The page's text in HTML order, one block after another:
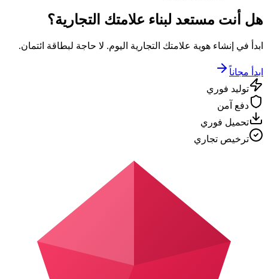
هل أنت مستعد لبناء علامتك التجارية؟
ابدأ في إنشاء هوية علامتك التجارية اليوم. لا حاجة لبطاقة ائتمان.
ابدأ مجاناً
توليد فوري
دفع آمن
تحميل فوري
ترخيص تجاري